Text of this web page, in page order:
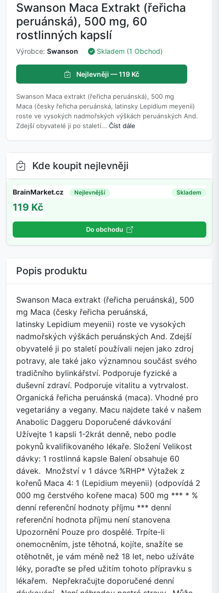
Swanson Maca Extrakt (řeřicha
peruánská), 500 mg, 60
rostlinných kapslí
Výrobce: Swanson Skladem (1 Obchod)
Nejlevněji — 119 Kč
Swanson Maca extrakt (řeřicha peruánská), 500 mg
Maca (česky řeřicha peruánská, latinsky Lepidium meyenii)
roste ve vysokých nadmořských výškách peruánských And.
Zdejší obyvatelé ji po staletí... Číst dále
Kde koupit nejlevněji
BrainMarket.cz Nejlevnější Skladem
119 Kč
Do obchodu
Popis produktu
Swanson Maca extrakt (řeřicha peruánská), 500
mg Maca (česky řeřicha peruánská,
latinsky Lepidium meyenii) roste ve vysokých
nadmořských výškách peruánských And. Zdejší
obyvatelé ji po staletí používali nejen jako zdroj
potravy, ale také jako významnou součást svého
tradičního bylinkářství. Podporuje fyzické a
duševní zdraví. Podporuje vitalitu a vytrvalost.
Organická řeřicha peruánská (maca). Vhodné pro
vegetariány a vegany. Macu najdete také v našem
Anabolic Daggeru Doporučené dávkování
Užívejte 1 kapsli 1-2krát denně, nebo podle
pokynů kvalifikovaného lékaře. Složení Velikost
dávky: 1 rostlinná kapsle Balení obsahuje 60
dávek. Množství v 1 dávce %RHP* Výtažek z
kořenů Maca 4: 1 (Lepidium meyenii) (odpovídá 2
000 mg čerstvého kořene maca) 500 mg *** * %
denní referenční hodnoty příjmu *** denní
referenční hodnota příjmu není stanovena
Upozornění Pouze pro dospělé. Trpíte-li
onemocněním, jste těhotná, kojíte, snažíte se
otěhotnět, je vám méně než 18 let, nebo užíváte
léky, poraďte se před užitím tohoto přípravku s
lékařem. Nepřekračujte doporučené denní